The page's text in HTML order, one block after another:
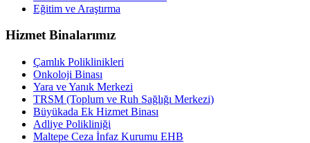
Eğitim ve Araştırma
Hizmet Binalarımız
Çamlık Poliklinikleri
Onkoloji Binası
Yara ve Yanık Merkezi
TRSM (Toplum ve Ruh Sağlığı Merkezi)
Büyükada Ek Hizmet Binası
Adliye Polikliniği
Maltepe Ceza İnfaz Kurumu EHB